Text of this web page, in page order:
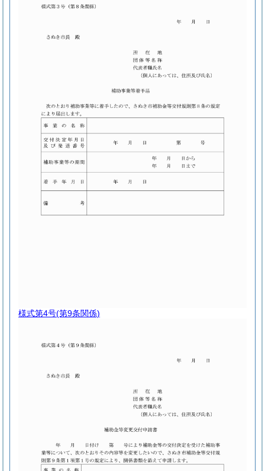
様式第4号(第9条関係)